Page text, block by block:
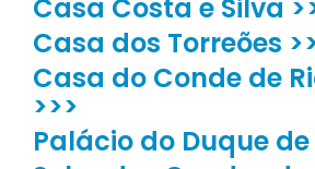
Casa Costa e Silva
Casa dos Torreões
Casa do Conde de
>>>
Palácio do Duque de